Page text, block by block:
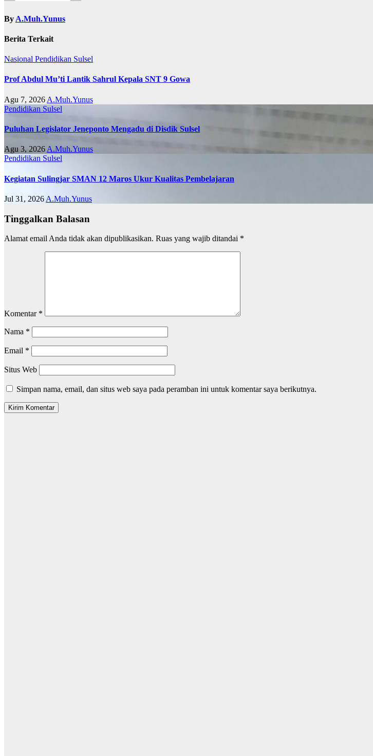
By A.Muh.Yunus
Berita Terkait
Nasional Pendidikan Sulsel
Prof Abdul Mu’ti Lantik Sahrul Kepala SNT 9 Gowa
Agu 7, 2026 A.Muh.Yunus
Pendidikan Sulsel
Puluhan Legislator Jeneponto Mengadu di Disdik Sulsel
Agu 3, 2026 A.Muh.Yunus
Pendidikan Sulsel
Kegiatan Sulingjar SMAN 12 Maros Ukur Kualitas Pembelajaran
Jul 31, 2026 A.Muh.Yunus
Tinggalkan Balasan
Alamat email Anda tidak akan dipublikasikan. Ruas yang wajib ditandai *
Komentar *
Nama *
Email *
Situs Web
Simpan nama, email, dan situs web saya pada peramban ini untuk komentar saya berikutnya.